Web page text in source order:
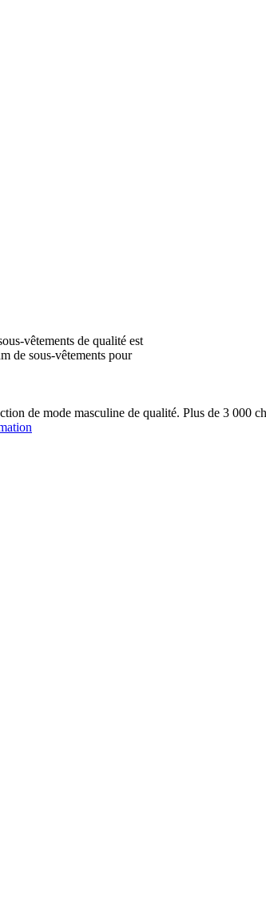
vêtements de qualité est
de sous-vêtements pour
de mode masculine de qualité. Plus de 3